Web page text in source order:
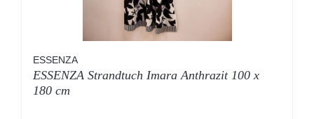
ESSENZA
ESSENZA Strandtuch Imara Anthrazit 100 x
180 cm